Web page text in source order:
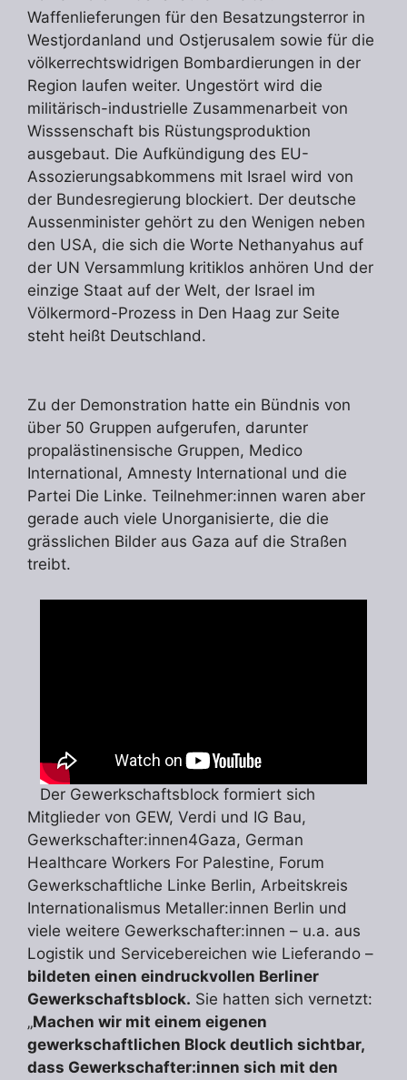
Waffenlieferungen für den Besatzungsterror in
Westjordanland und Ostjerusalem sowie für die
völkerrechtswidrigen Bombardierungen in der
Region laufen weiter. Ungestört wird die
militärisch-industrielle Zusammenarbeit von
Wisssenschaft bis Rüstungsproduktion
ausgebaut. Die Aufkündigung des EU-
Assozierungsabkommens mit Israel wird von
der Bundesregierung blockiert. Der deutsche
Aussenminister gehört zu den Wenigen neben
den USA, die sich die Worte Nethanyahus auf
der UN Versammlung kritiklos anhören Und der
einzige Staat auf der Welt, der Israel im
Völkermord-Prozess in Den Haag zur Seite
steht heißt Deutschland.
Zu der Demonstration hatte ein Bündnis von
über 50 Gruppen aufgerufen, darunter
propalästinensische Gruppen, Medico
International, Amnesty International und die
Partei Die Linke. Teilnehmer:innen waren aber
gerade auch viele Unorganisierte, die die
grässlichen Bilder aus Gaza auf die Straßen
treibt.
Der Gewerkschaftsblock formiert sich
Mitglieder von GEW, Verdi und IG Bau,
Gewerkschafter:innen4Gaza, German
Healthcare Workers For Palestine, Forum
Gewerkschaftliche Linke Berlin, Arbeitskreis
Internationalismus Metaller:innen Berlin und
viele weitere Gewerkschafter:innen – u.a. aus
Logistik und Servicebereichen wie Lieferando –
bildeten einen eindruckvollen Berliner
Gewerkschaftsblock. Sie hatten sich vernetzt:
„Machen wir mit einem eigenen
gewerkschaftlichen Block deutlich sichtbar,
dass Gewerkschafter:innen sich mit den